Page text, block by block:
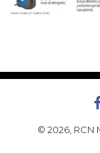
© 2026, RCN